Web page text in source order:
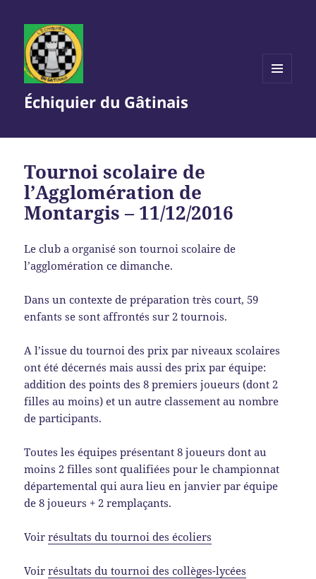
Échiquier du Gâtinais
Tournoi scolaire de
l’Agglomération de
Montargis – 11/12/2016
Le club a organisé son tournoi scolaire de
l’agglomération ce dimanche.
Dans un contexte de préparation très court, 59
enfants se sont affrontés sur 2 tournois.
A l’issue du tournoi des prix par niveaux scolaires
ont été décernés mais aussi des prix par équipe:
addition des points des 8 premiers joueurs (dont 2
filles au moins) et un autre classement au nombre
de participants.
Toutes les équipes présentant 8 joueurs dont au
moins 2 filles sont qualifiées pour le championnat
départemental qui aura lieu en janvier par équipe
de 8 joueurs + 2 remplaçants.
Voirrésultats du tournoi des écoliers
Voirrésultats du tournoi des collèges-lycées